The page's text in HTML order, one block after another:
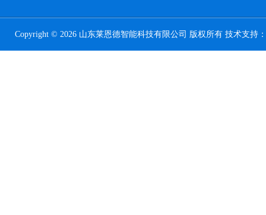
Copyright © 2026 山东莱恩德智能科技有限公司 版权所有 技术支持：